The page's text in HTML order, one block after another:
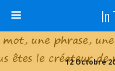
In
12 Octobre